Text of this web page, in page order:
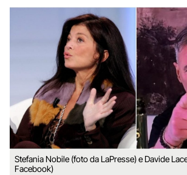
Stefania Nobile (foto da LaPresse) e Davide
Facebook)